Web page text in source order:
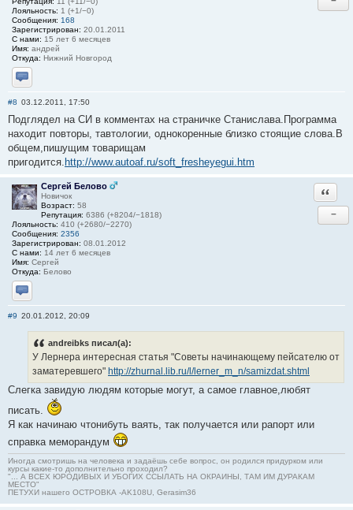
Лояльность: 1 (+1/−0)
Сообщения: 168
Зарегистрирован: 20.01.2011
С нами: 15 лет 6 месяцев
Имя: андрей
Откуда: Нижний Новгород
Отправить личное сообщение
#8 03.12.2011, 17:50
Подглядел на СИ в комментах на страничке Станислава.Программа
находит повторы, тавтологии, однокоренные близко стоящие слова.В
общем,пишущим товарищам
пригодится. http://www.autoaf.ru/soft_fresheyegui.htm
Сергей Белово
Новичок
Возраст: 58
Репутация: 6386 (+8204/−1818)
Лояльность: 410 (+2680/−2270)
Сообщения: 2356
Зарегистрирован: 08.01.2012
С нами: 14 лет 6 месяцев
Имя: Сергей
Откуда: Белово
Отправить личное сообщение
−
#9 20.01.2012, 20:09
andreibks писал(а):
У Лернера интересная статья "Советы начинающему пейсателю от
заматеревшего" http://zhurnal.lib.ru/l/lerner_m_n/samizdat.shtml
Слегка завидую людям которые могут, а самое главное,любят
писать.
Я как начинаю чтонибуть ваять, так получается или рапорт или
справка меморандум
Иногда смотришь на человека и задаёшь себе вопрос, он родился придурком или
курсы какие-то дополнительно проходил?
"... А ВСЕХ ЮРОДИВЫХ И УБОГИХ ССЫЛАТЬ НА ОКРАИНЫ, ТАМ ИМ ДУРАКАМ
МЕСТО"
ПЕТУХИ нашего ОСТРОВКА -AK108U, Gerasim36